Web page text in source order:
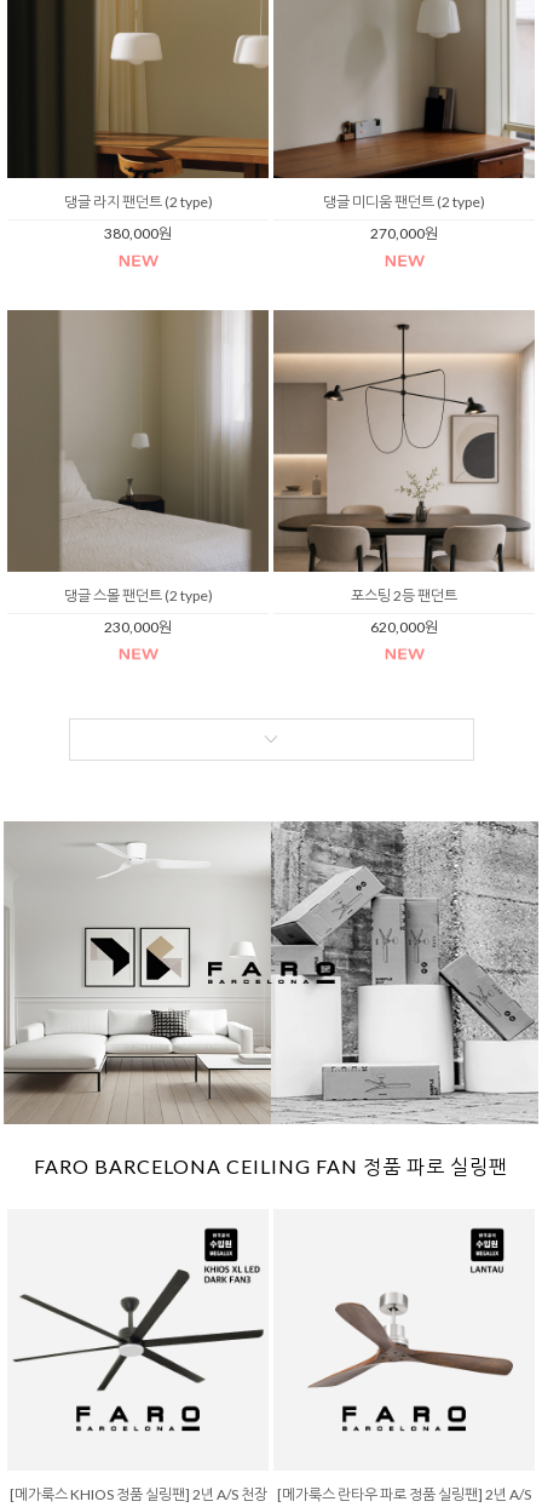
댕글 라지 팬던트 (2 type)
380,000원
댕글 미디움 팬던트 (2 type)
270,000원
댕글 스몰 팬던트 (2 type)
230,000원
포스팅 2등 팬던트
620,000원
FARO BARCELONA CEILING FAN 정품 파로 실링팬
[메가룩스 KHIOS 정품 실링팬] 2년 A/S 천장 [메가룩스 란타우 파로 정품 실링팬] 2년 A/S